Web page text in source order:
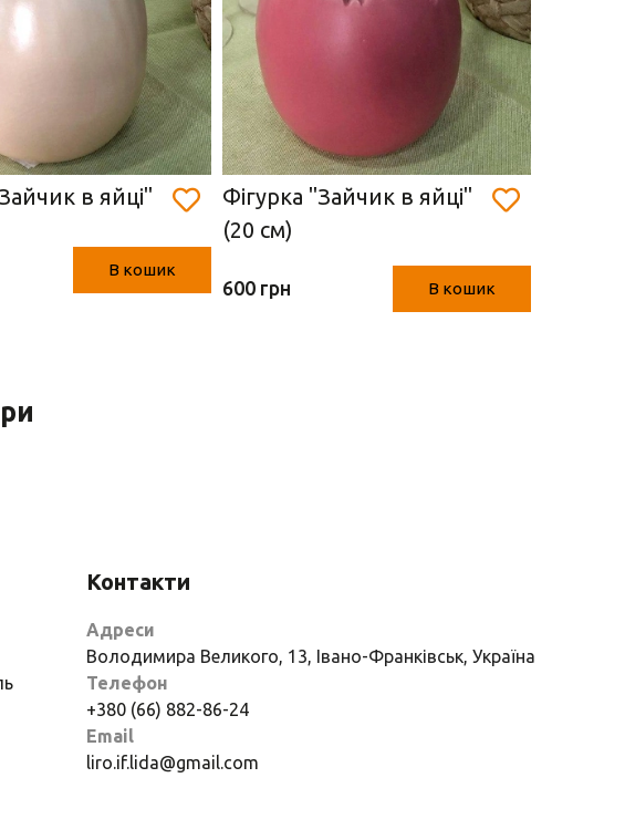
в яйці"
В кошик
Фігурка "Зайчик в яйці"
(20 см)
600 грн В кошик
Контакти
Адреси
Володимира Великого, 13, Івано-Франківськ, Україна
Телефон
+380 (66) 882-86-24
Email
liro.if.lida@gmail.com